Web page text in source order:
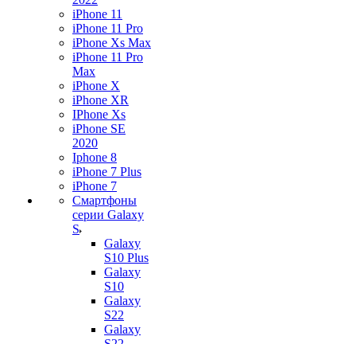
iPhone 11
iPhone 11 Pro
iPhone Xs Max
iPhone 11 Pro
Max
iPhone X
iPhone XR
IPhone Xs
iPhone SE
2020
Iphone 8
iPhone 7 Plus
iPhone 7
Смартфоны
серии Galaxy
S
Galaxy
S10 Plus
Galaxy
S10
Galaxy
S22
Galaxy